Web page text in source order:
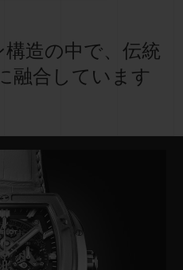
造の中で、伝統
融合しています